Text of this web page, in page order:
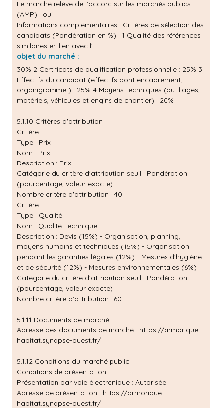
Le marché relève de l'accord sur les marchés publics
(AMP) : oui
Informations complémentaires : Critères de sélection des
candidats (Pondération en %) : 1 Qualité des références
similaires en lien avec l'
objet du marché :
30% 2 Certificats de qualification professionnelle : 25% 3
Effectifs du candidat (effectifs dont encadrement,
organigramme ) : 25% 4 Moyens techniques (outillages,
matériels, véhicules et engins de chantier) : 20%
5.1.10 Critères d'attribution
Critère :
Type : Prix
Nom : Prix
Description : Prix
Catégorie du critère d'attribution seuil : Pondération
(pourcentage, valeur exacte)
Nombre critère d'attribution : 40
Critère :
Type : Qualité
Nom : Qualité Technique
Description : Devis (15%) - Organisation, planning,
moyens humains et techniques (15%) - Organisation
pendant les garanties légales (12%) - Mesures d'hygiène
et de sécurité (12%) - Mesures environnementales (6%)
Catégorie du critère d'attribution seuil : Pondération
(pourcentage, valeur exacte)
Nombre critère d'attribution : 60
5.1.11 Documents de marché
Adresse des documents de marché : https://armorique-
habitat.synapse-ouest.fr/
5.1.12 Conditions du marché public
Conditions de présentation :
Présentation par voie électronique : Autorisée
Adresse de présentation : https://armorique-
habitat.synapse-ouest.fr/